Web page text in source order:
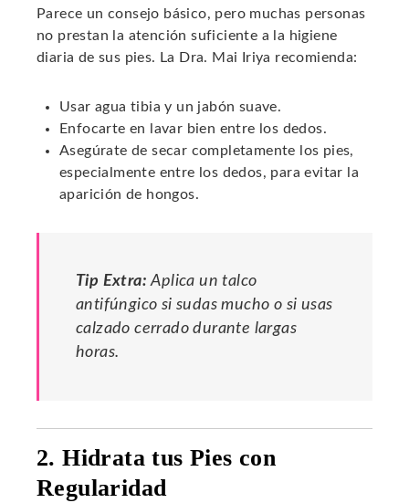
Parece un consejo básico, pero muchas personas
no prestan la atención suficiente a la higiene
diaria de sus pies. La Dra. Mai Iriya recomienda:
Usar agua tibia y un jabón suave.
Enfocarte en lavar bien entre los dedos.
Asegúrate de secar completamente los pies,
especialmente entre los dedos, para evitar la
aparición de hongos.
Tip Extra: Aplica un talco
antifúngico si sudas mucho o si usas
calzado cerrado durante largas
horas.
2. Hidrata tus Pies con
Regularidad